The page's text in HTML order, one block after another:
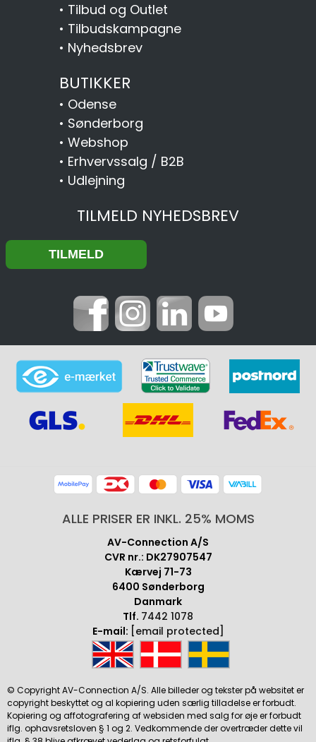
• Tilbud og Outlet
• Tilbudskampagne
• Nyhedsbrev
BUTIKKER
• Odense
• Sønderborg
• Webshop
• Erhvervssalg / B2B
• Udlejning
TILMELD NYHEDSBREV
ALLE PRISER ER INKL. 25% MOMS
AV-Connection A/S
CVR nr.: DK27907547
Kærvej 71-73
6400 Sønderborg
Danmark
Tlf. 7442 1078
E-mail: [email protected]
© Copyright AV-Connection A/S. Alle billeder og tekster på websitet er
copyright beskyttet og al kopiering uden særlig tilladelse er forbudt.
Kopiering og affotografering af websiden med salg for øje er forbudt
iflg. ophavsretsloven § 1 og 2. Vedkommende der overtræder dette vil